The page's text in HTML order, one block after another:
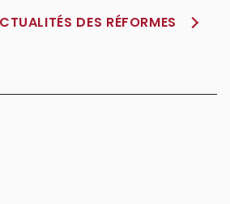
DES RÉFORMES